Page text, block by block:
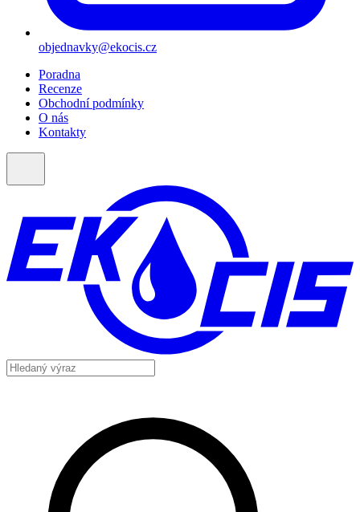
objednavky@ekocis.cz
Poradna
Recenze
Obchodní podmínky
O nás
Kontakty